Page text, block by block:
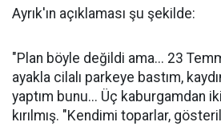
Ayrık'ın açıklaması şu şekilde:
"Plan böyle değildi ama... 23
ayakla cilalı parkeye bastım,
yaptım bunu... Üç kaburgamdan
kırılmış. "Kendimi toparlar,